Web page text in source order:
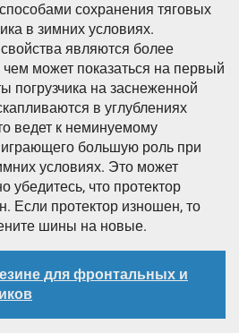
сохранения тяговых
в зимних условиях.
являются более
может показаться на первый
погрузчика на заснеженной
в углублениях
ведет к неминуемому
большую роль при
условиях. Это может
убедитесь, что протектор
Если протектор изношен, то
шины на новые.
для фронтальных и